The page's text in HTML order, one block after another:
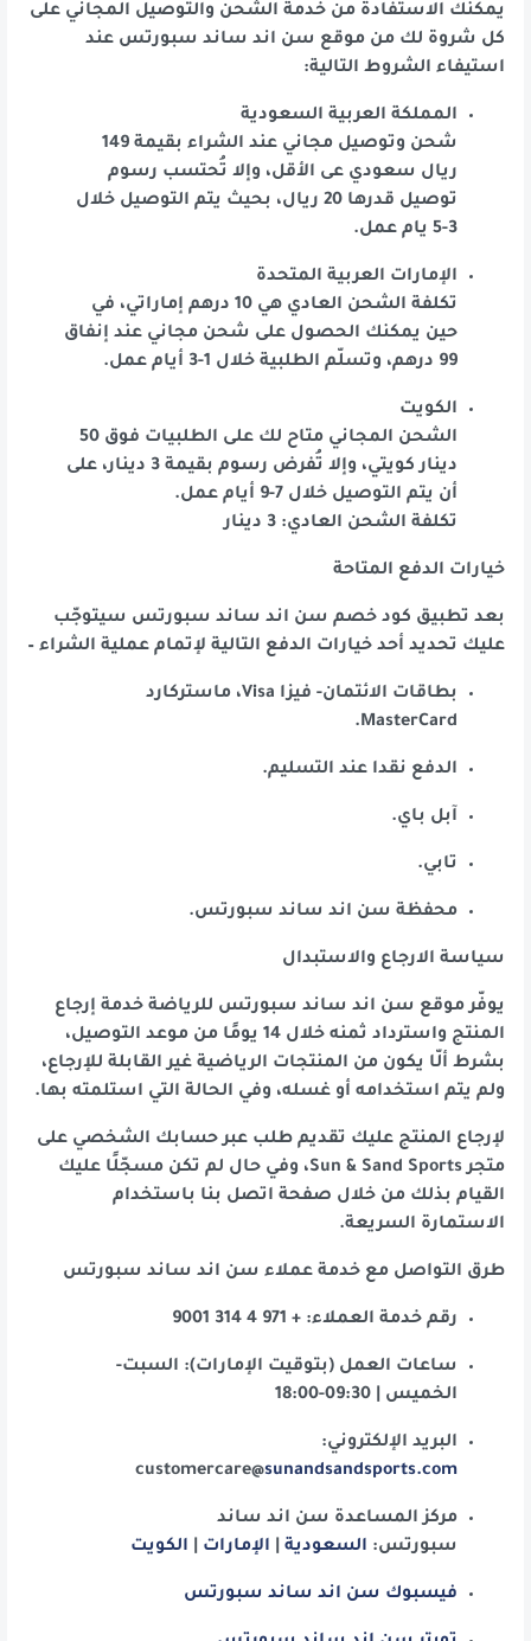
يمكنك الاستفادة من خدمة الشحن والتوصيل المجاني على
كل شروة لك من موقع سن اند ساند سبورتس عند
استيفاء الشروط التالية:
المملكة العربية السعودية
شحن وتوصيل مجاني عند الشراء بقيمة 149
ريال سعودي عى الأقل، وإلا تُحتسب رسوم
توصيل قدرها 20 ريال، بحيث يتم التوصيل خلال
3-5 يام عمل.
الإمارات العربية المتحدة
تكلفة الشحن العادي هي 10 درهم إماراتي، في
حين يمكنك الحصول على شحن مجاني عند إنفاق
99 درهم، وتسلّم الطلبية خلال 1-3 أيام عمل.
الكويت
الشحن المجاني متاح لك على الطلبيات فوق 50
دينار كويتي، وإلا تُفرض رسوم بقيمة 3 دينار، على
أن يتم التوصيل خلال 7-9 أيام عمل.
تكلفة الشحن العادي: 3 دينار
خيارات الدفع المتاحة
بعد تطبيق كود خصم سن اند ساند سبورتس سيتوجّب
عليك تحديد أحد خيارات الدفع التالية لإتمام عملية الشراء –
بطاقات الائتمان- فيزا Visa، ماستركارد
MasterCard.
الدفع نقدا عند التسليم.
آبل باي.
تابي.
محفظة سن اند ساند سبورتس.
سياسة الارجاع والاستبدال
يوفّر موقع سن اند ساند سبورتس للرياضة خدمة إرجاع
المنتج واسترداد ثمنه خلال 14 يومًا من موعد التوصيل،
بشرط ألّا يكون من المنتجات الرياضية غير القابلة للإرجاع،
ولم يتم استخدامه أو غسله، وفي الحالة التي استلمته بها.
لإرجاع المنتج عليك تقديم طلب عبر حسابك الشخصي على
متجر Sun & Sand Sports، وفي حال لم تكن مسجّلًا عليك
القيام بذلك من خلال صفحة اتصل بنا باستخدام
الاستمارة السريعة.
طرق التواصل مع خدمة عملاء سن اند ساند سبورتس
رقم خدمة العملاء: + 971 4 314 9001
ساعات العمل (بتوقيت الإمارات): السبت-
الخميس | 09:30-18:00
البريد الإلكتروني:
customercare@sunandsandsports.com
مركز المساعدة سن اند ساند
سبورتس:السعودية| الإمارات| الكويت
فيسبوك سن اند ساند سبورتس